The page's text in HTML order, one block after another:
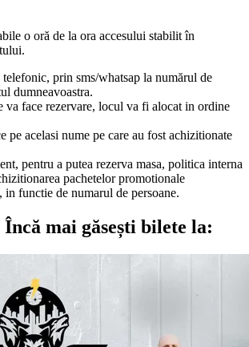
o oră de la ora accesului stabilit în
telefonic, prin sms/whatsap la numărul de
dumneavoastra.
va face rezervare, locul va fi alocat in ordine
pe acelasi nume pe care au fost achizitionate
pentru a putea rezerva masa, politica interna
pachetelor promotionale
functie de numarul de persoane.
Încă mai găsești bilete la: